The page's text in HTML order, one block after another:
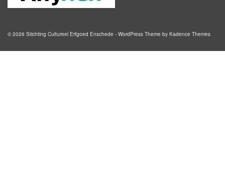
© 2026 Stichting Cultureel Erfgoed Enschede - WordPress Theme by Kadence Themes